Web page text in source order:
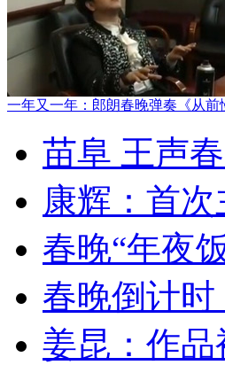
一年又一年：郎朗春晚弹奏《从前
苗阜 王声
康辉：首
春晚“年夜
春晚倒计
姜昆：作